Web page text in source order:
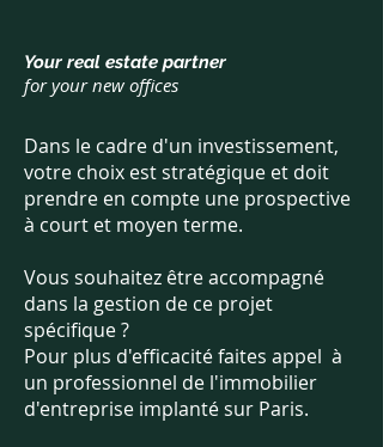
Your real estate partner
for your new offices
Dans le cadre d'un investissement,
votre choix est stratégique et doit
prendre en compte une prospective
à court et moyen terme.
Vous souhaitez être accompagné
dans la gestion de ce projet
spécifique ?
Pour plus d'efficacité faites appel à
un professionnel de l'immobilier
d'entreprise implanté sur Paris.